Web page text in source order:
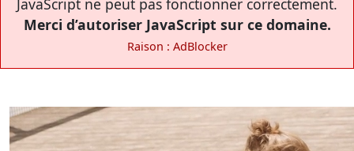
Merci d’autoriser JavaScript sur ce domaine.
Raison : AdBlocker